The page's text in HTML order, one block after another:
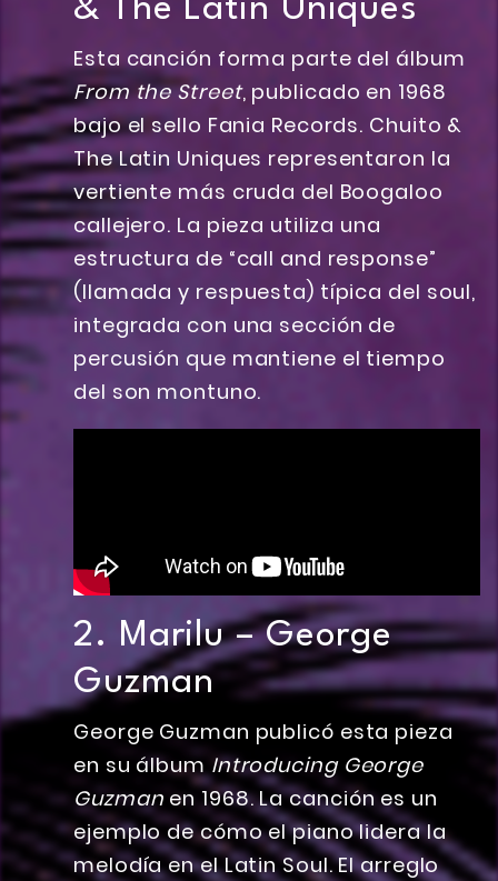
& The Latin Uniques
Esta canción forma parte del álbum
From the Street, publicado en 1968
bajo el sello Fania Records. Chuito &
The Latin Uniques representaron la
vertiente más cruda del Boogaloo
callejero. La pieza utiliza una
estructura de “call and response”
(llamada y respuesta) típica del soul,
integrada con una sección de
percusión que mantiene el tiempo
del son montuno.
2. Marilu – George
Guzman
George Guzman publicó esta pieza
en su álbum Introducing George
Guzman en 1968. La canción es un
ejemplo de cómo el piano lidera la
melodía en el Latin Soul. El arreglo